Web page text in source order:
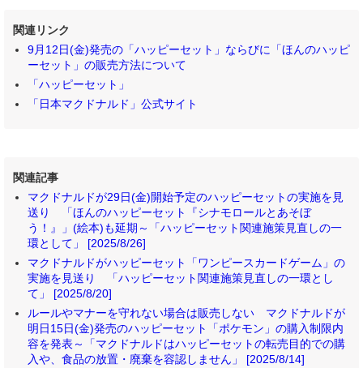
関連リンク
9月12日(金)発売の「ハッピーセット」ならびに「ほんのハッピ
ーセット」の販売方法について
「ハッピーセット」
「日本マクドナルド」公式サイト
関連記事
マクドナルドが29日(金)開始予定のハッピーセットの実施を見
送り 「ほんのハッピーセット『シナモロールとあそぼ
う！』」(絵本)も延期～「ハッピーセット関連施策見直しの一
環として」 [2025/8/26]
マクドナルドがハッピーセット「ワンピースカードゲーム」の
実施を見送り 「ハッピーセット関連施策見直しの一環とし
て」 [2025/8/20]
ルールやマナーを守れない場合は販売しない マクドナルドが
明日15日(金)発売のハッピーセット「ポケモン」の購入制限内
容を発表～「マクドナルドはハッピーセットの転売目的での購
入や、食品の放置・廃棄を容認しません」 [2025/8/14]